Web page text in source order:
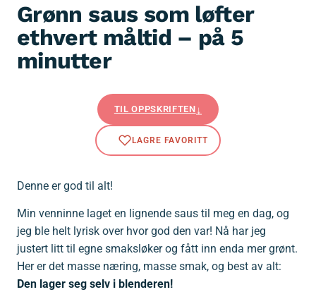
Grønn saus som løfter
ethvert måltid – på 5
minutter
TIL OPPSKRIFTEN
Denne er god til alt!
Min venninne laget en lignende saus til meg en dag, og
jeg ble helt lyrisk over hvor god den var! Nå har jeg
justert litt til egne smaksløker og fått inn enda mer grønt.
Her er det masse næring, masse smak, og best av alt:
Den lager seg selv i blenderen!